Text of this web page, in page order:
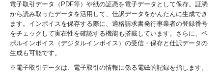
電子取引データ（PDF等）や紙の証憑を電子データとして保存。証憑
から読み取ったデータを活用して、仕訳データをかんたんに生成でき
ます。インボイスを保存する際に、適格請求書発行事業者の登録番号
をチェックして実在性を確認する機能も搭載しています。さらに、ペ
ポルインボイス（デジタルインボイス）の受信・保存と仕訳データの
生成も可能です。
※電子取引データは、電子取引の情報に係る電磁的記録を指します。